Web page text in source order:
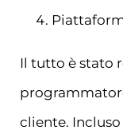
Il tutto è stato
cliente. Incluso